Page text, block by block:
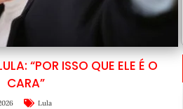
“POR ISSO QUE ELE É O
CARA”
Lula